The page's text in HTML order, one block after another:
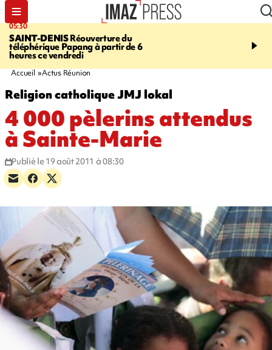
05:30
SAINT-DENISRéouverture du
téléphérique Papang à partir de 6
heures ce vendredi
07:00
Un vendredi
Accueil Actus Réunion
Religion catholique JMJ lokal
4 000 pèlerins attendus
à Sainte-Marie
Publié le 19 août 2011 à 08:30